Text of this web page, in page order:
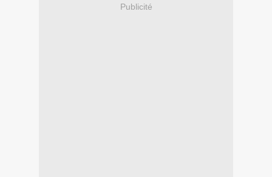
Publicité